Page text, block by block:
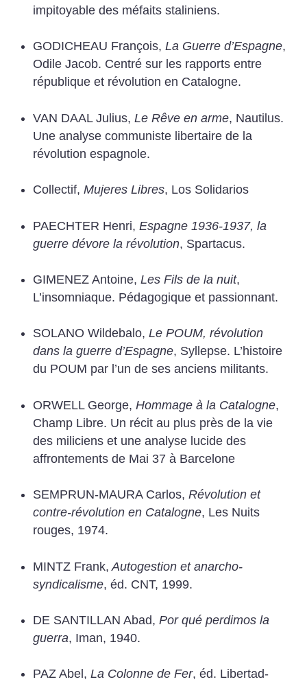
impitoyable des méfaits staliniens.
GODICHEAU François, La Guerre d’Espagne,
Odile Jacob. Centré sur les rapports entre
république et révolution en Catalogne.
VAN DAAL Julius, Le Rêve en arme, Nautilus.
Une analyse communiste libertaire de la
révolution espagnole.
Collectif, Mujeres Libres, Los Solidarios
PAECHTER Henri, Espagne 1936-1937, la
guerre dévore la révolution, Spartacus.
GIMENEZ Antoine, Les Fils de la nuit,
L’insomniaque. Pédagogique et passionnant.
SOLANO Wildebalo, Le POUM, révolution
dans la guerre d’Espagne, Syllepse. L’histoire
du POUM par l’un de ses anciens militants.
ORWELL George, Hommage à la Catalogne,
Champ Libre. Un récit au plus près de la vie
des miliciens et une analyse lucide des
affrontements de Mai 37 à Barcelone
SEMPRUN-MAURA Carlos, Révolution et
contre-révolution en Catalogne, Les Nuits
rouges, 1974.
MINTZ Frank, Autogestion et anarcho-
syndicalisme, éd. CNT, 1999.
DE SANTILLAN Abad, Por qué perdimos la
guerra, Iman, 1940.
PAZ Abel, La Colonne de Fer, éd. Libertad-